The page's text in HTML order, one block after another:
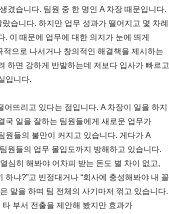
겼습니다. 팀원 중 한 명인 A 차장 때문입니다.
습니다. 하지만 업무 성과가 떨어지고 몇 차례
. 이 때문에 업무에 대한 의지가 눈에 띄게
으로 나서거나 창의적인 해결책을 제시하는
하면 강하게 반발하는데 저보다 입사가 빠르고
입니다.
뜨리고 있다는 점입니다. A 차장이 일을 하지
국 일을 잘하는 팀원들에게 새로운 업무가
원들의 불만이 커지고 있습니다. 게다가 A
원들의 업무 몰입도까지 방해하고 있습니다.
심히 해봐야 어차피 받는 돈도 별 차이 없고,
냐?”고 빈정대거나 “회사에 충성해봐야 내 꼴
말을 하며 팀 전체의 사기마저 꺾고 있습니다.
부서 전출을 제안해 봤지만 효과가